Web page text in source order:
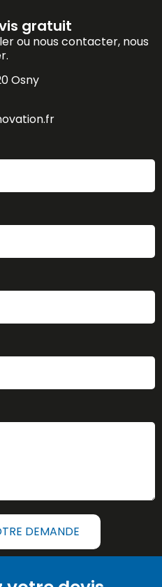
gratuit
ou nous contacter, nous
Osny
DEMANDE